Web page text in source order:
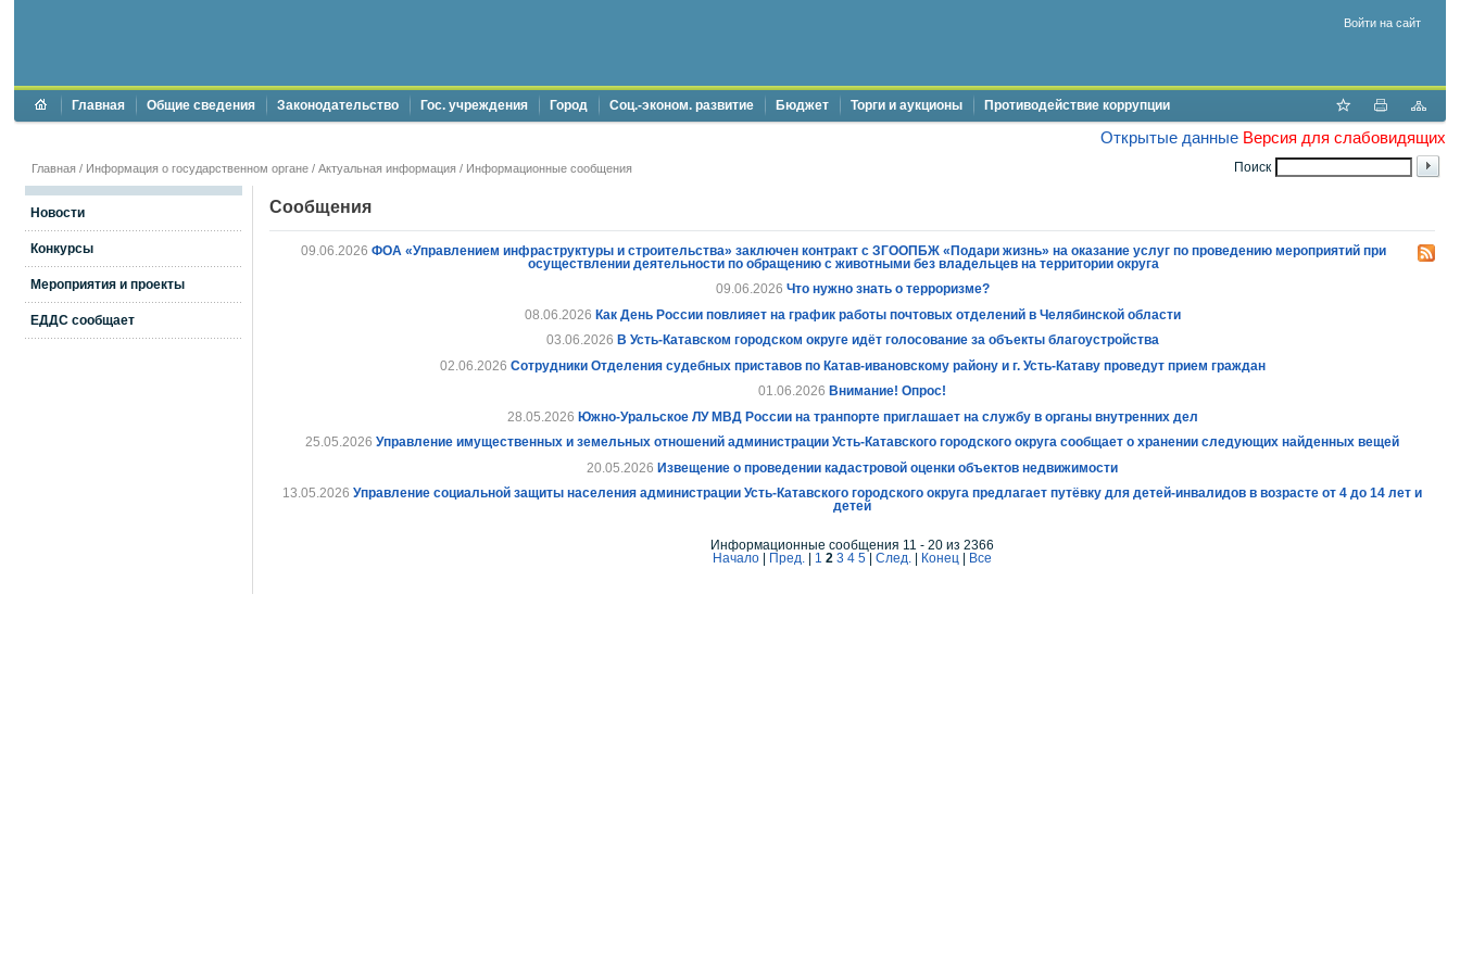
Войти на сайт
Главная Общие сведения Законодательство Гос. учреждения Город Соц.-эконом. развитие Бюджет Торги и аукционы Противодействие коррупции
Открытые данные Версия для слабовидящих
Поиск
Главная / Информация о государственном органе / Актуальная информация / Информационные сообщения
Новости
Конкурсы
Мероприятия и проекты
ЕДДС сообщает
Сообщения
09.06.2026 ФОА «Управлением инфраструктуры и строительства» заключен контракт с ЗГООПБЖ «Подари жизнь» на оказание услуг по проведению мероприятий при
осуществлении деятельности по обращению с животными без владельцев на территории округа
09.06.2026 Что нужно знать о терроризме?
08.06.2026 Как День России повлияет на график работы почтовых отделений в Челябинской области
03.06.2026 В Усть-Катавском городском округе идёт голосование за объекты благоустройства
02.06.2026 Сотрудники Отделения судебных приставов по Катав-ивановскому району и г. Усть-Катаву проведут прием граждан
01.06.2026 Внимание! Опрос!
28.05.2026 Южно-Уральское ЛУ МВД России на транпорте приглашает на службу в органы внутренних дел
25.05.2026 Управление имущественных и земельных отношений администрации Усть-Катавского городского округа сообщает о хранении следующих найденных вещей
20.05.2026 Извещение о проведении кадастровой оценки объектов недвижимости
13.05.2026 Управление социальной защиты населения администрации Усть-Катавского городского округа предлагает путёвку для детей-инвалидов в возрасте от 4 до 14 лет и
детей
Информационные сообщения 11 - 20 из 2366
Начало
Пред. 1 2 3 4 5 След. Конец Все